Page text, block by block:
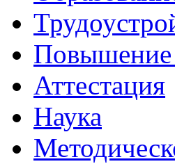
Повышение
Аттестация
Наука